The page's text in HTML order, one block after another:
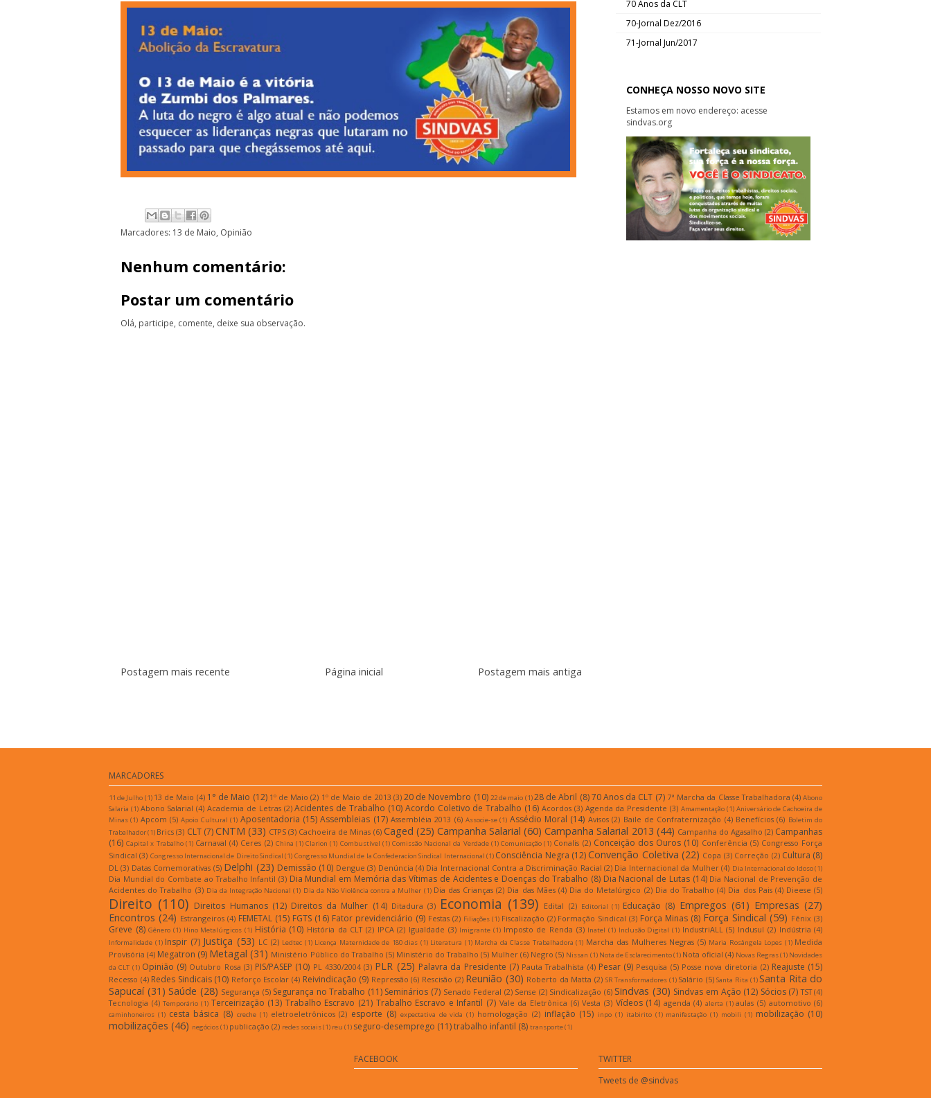
Marcadores: 13 de Maio, Opinião
Nenhum comentário:
Postar um comentário
Olá, participe, comente, deixe sua observação.
Postagem mais recente Postagem mais antiga
Página inicial
70 Anos da CLT
70-Jornal Dez/2016
71-Jornal Jun/2017
CONHEÇA NOSSO NOVO SITE
Estamos em novo endereço: acesse
sindvas.org
MARCADORES
11 de Julho (1) 13 de Maio (4) 1° de Maio (12) 1º de Maio (2) 1º de Maio de 2013 (3) 20 de Novembro (10) 22 de maio (1)28 de Abril (8) 70 Anos da CLT (7) 7ª Marcha da Classe Trabalhadora (4) Abono
Salaria (1) Abono Salarial (4) Academia de Letras (2) Acidentes de Trabalho (10) Acordo Coletivo de Trabalho (16) Acordos (3) Agenda da Presidente (3) Amamentação (1) Aniversário de Cachoeira de
Minas (1) Apcom (5) Apoio Cultural (1) Aposentadoria (15) Assembleias (17) Assembléia 2013 (6) Associe-se (1) Assédio Moral (14) Avisos (2) Baile de Confraternização (4) Benefícios (6) Boletim do
Trabalhador(1) Brics (3) CLT (7)CNTM (33) CTPS (3) Cachoeira de Minas (6) Caged (25) Campanha Salarial (60) Campanha Salarial 2013 (44) Campanha do Agasalho (2) Campanhas
(16) Capital x Trabalho (1) Carnaval (4) Ceres (2) China (1) Clarion (1) Combustível (1) Comissão Nacional da Verdade (1) Comunicação (1) Conalis (2) Conceição dos Ouros (10) Conferência (5) Congresso Força
Sindical (3) Congresso Internacional de Direito Sindical (1) Congresso Mundial de la Confederacíon Sindical Internacional (1) Consciência Negra (12) Convenção Coletiva (22) Copa (3) Correção (2) Cultura (8)
DL (3) Datas Comemorativas (5) Delphi (23) Demissão (10) Dengue (3) Denúncia (4) Dia Internacional Contra a Discriminação Racial (2) Dia Internacional da Mulher (4) Dia Internacional do Idoso(1)
Dia Mundial do Combate ao Trabalho Infantil (3) Dia Mundial em Memória das Vítimas de Acidentes e Doenças do Trabalho (8) Dia Nacional de Lutas (14) Dia Nacional de Prevenção de
Acidentes do Trabalho (3) Dia da Integração Nacional (1) Dia da Não Violência contra a Mulher (1) Dia das Crianças (2) Dia das Mães (4) Dia do Metalúrgico (2) Dia do Trabalho (4) Dia dos Pais (4) Dieese (5)
Direito (110) Direitos Humanos (12) Direitos da Mulher (14) Ditadura (3) Economia (139) Edital (2) Editorial (1) Educação (8) Empregos (61) Empresas (27)
Encontros (24) Estrangeiros (4) FEMETAL (15) FGTS (16) Fator previdenciário (9) Festas (2) Filiações (1) Fiscalização (2) Formação Sindical (3) Força Minas (8) Força Sindical (59) Fênix (3)
Greve (8) Gênero (1) Hino Metalúrgicos (1) História (10) História da CLT (2) IPCA (2) Igualdade (3) Imigrante (1) Imposto de Renda (3) Inatel (1) Inclusão Digital (1) IndustriALL (5) Indusul (2) Indústria (4)
Informalidade (1) Inspir (7) Justiça (53) LC (2) Ledtec (1) Licença Maternidade de 180 dias (1) Literatura (1) Marcha da Classe Trabalhadora (1) Marcha das Mulheres Negras (5) Maria Rosângela Lopes (1) Medida
Provisória (4) Megatron (9) Metagal (31) Ministério Público do Trabalho (5) Ministério do Trabalho (5) Mulher (6) Negro (5) Nissan (1) Nota de Esclarecimento(1) Nota oficial (4) Novas Regras(1) Novidades
da CLT (1) Opinião (9) Outubro Rosa (3) PIS/PASEP (10) PL 4330/2004 (3) PLR (25) Palavra da Presidente (7) Pauta Trabalhista (4) Pesar (9) Pesquisa (5) Posse nova diretoria (2) Reajuste (15)
Recesso (4) Redes Sindicais (10) Reforço Escolar (4) Reivindicação (9) Repressão (6) Rescisão (2) Reunião (30) Roberto da Matta (2) SR Transformadores (1) Salário (5) Santa Rita (1)Santa Rita do
Sapucaí (31) Saúde (28) Segurança (5) Segurança no Trabalho (11) Seminários (7) Senado Federal (2) Sense (2) Sindicalização (6) Sindvas (30) Sindvas em Ação (12) Sócios (7) TST (4)
Tecnologia (4) Temporário (1) Terceirização (13) Trabalho Escravo (21) Trabalho Escravo e Infantil (7) Vale da Eletrônica (6) Vesta (3) Vídeos (14) agenda (4) alerta (1) aulas (5) automotivo (6)
caminhoneiros (1) cesta básica (8) creche (1) eletroeletrônicos (2) esporte (8) expectativa de vida (1) homologação (2) inflação (15) inpo (1) itabirito (1) manifestação (1) mobili (1) mobilização (10)
mobilizações (46) negócios(1) publicação (2) redes sociais(1) reu (1) seguro-desemprego (11)trabalho infantil (8) transporte(1)
FACEBOOK
TWITTER
Tweets de @sindvas